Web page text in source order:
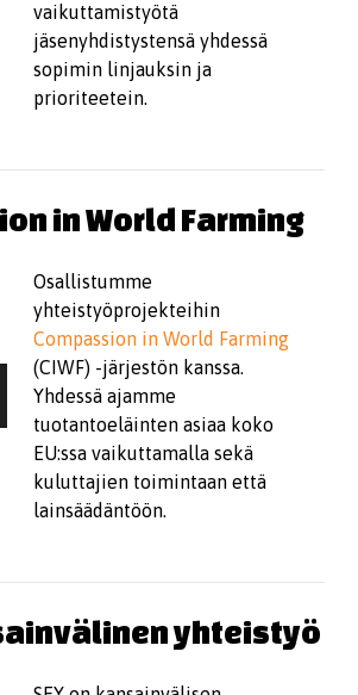
vaikuttamistyötä
jäsenyhdistystensä yhdessä
sopimin linjauksin ja
prioriteetein.
in World Farming
Osallistumme
yhteistyöprojekteihin
Compassion in World Farming
(CIWF) -järjestön kanssa.
Yhdessä ajamme
tuotantoeläinten asiaa koko
EU:ssa vaikuttamalla sekä
kuluttajien toimintaan että
lainsäädäntöön.
yhteistyö